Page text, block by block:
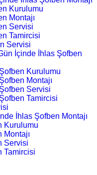
Kurulumu
Montajı
Servisi
Tamircisi
Servisi
İçinde İhlas Şofben
Kurulumu
Montajı
Servisi
Tamircisi
İhlas Şofben Montajı
Kurulumu
Montajı
Servisi
Tamircisi